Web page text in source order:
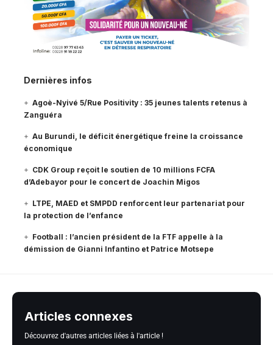
Dernières infos
Agoè-Nyivé 5/Rue Positivity : 35 jeunes talents retenus à
Zanguéra
Au Burundi, le déficit énergétique freine la croissance
économique
CDK Group reçoit le soutien de 10 millions FCFA
d’Adebayor pour le concert de Joachin Migos
LTPE, MAED et SMPDD renforcent leur partenariat pour
la protection de l’enfance
Football : l’ancien président de la FTF appelle à la
démission de Gianni Infantino et Patrice Motsepe
Articles connexes
Découvrez d'autres articles liées à l'article !